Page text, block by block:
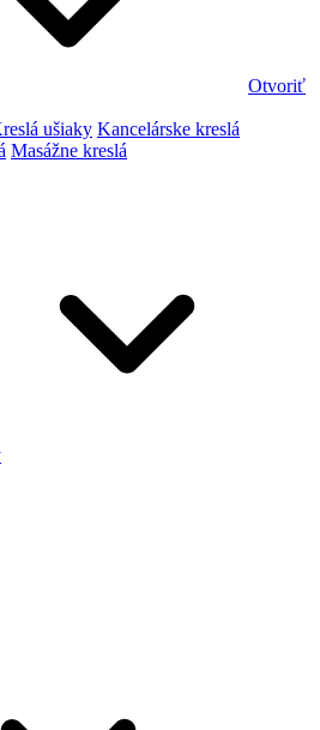
Otvoriť
ušiaky Kancelárske kreslá
Masážne kreslá